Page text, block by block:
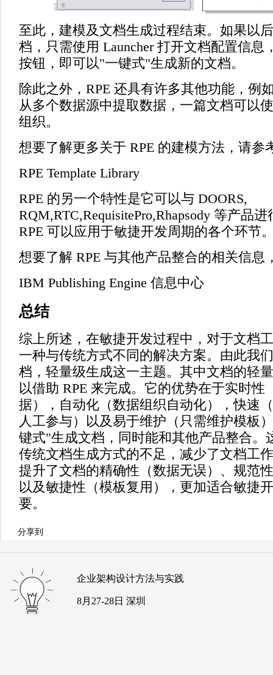
至此，建模及文档生成过程结束。如果以
档，只需使用 Launcher 打开文档配置信息
按钮，即可以"一键式"生成新的文档。
除此之外，RPE 还具有许多其他功能，例
从多个数据源中提取数据，一篇文档可以
组织。
想要了解更多关于 RPE 的建模方法，请参
RPE Template Library
RPE 的另一个特性是它可以与 DOORS,
RQM,RTC,RequisitePro,Rhapsody 等产品
RPE 可以应用于敏捷开发周期的各个环节
想要了解 RPE 与其他产品整合的相关信息
IBM Publishing Engine 信息中心
总结
综上所述，在敏捷开发过程中，对于文档
一种与传统方式不同的解决方案。由此我
档，轻量级生成这一主题。其中文档的轻
以借助 RPE 来完成。它的优势在于实时性
据），自动化（数据组织自动化），快速
人工参与）以及易于维护（只需维护模板
键式"生成文档，同时能和其他产品整合。
传统文档生成方式的不足，减少了文档工
提升了文档的精确性（数据无误）、规范
以及敏捷性（模板复用），更加适合敏捷
要。
分享到